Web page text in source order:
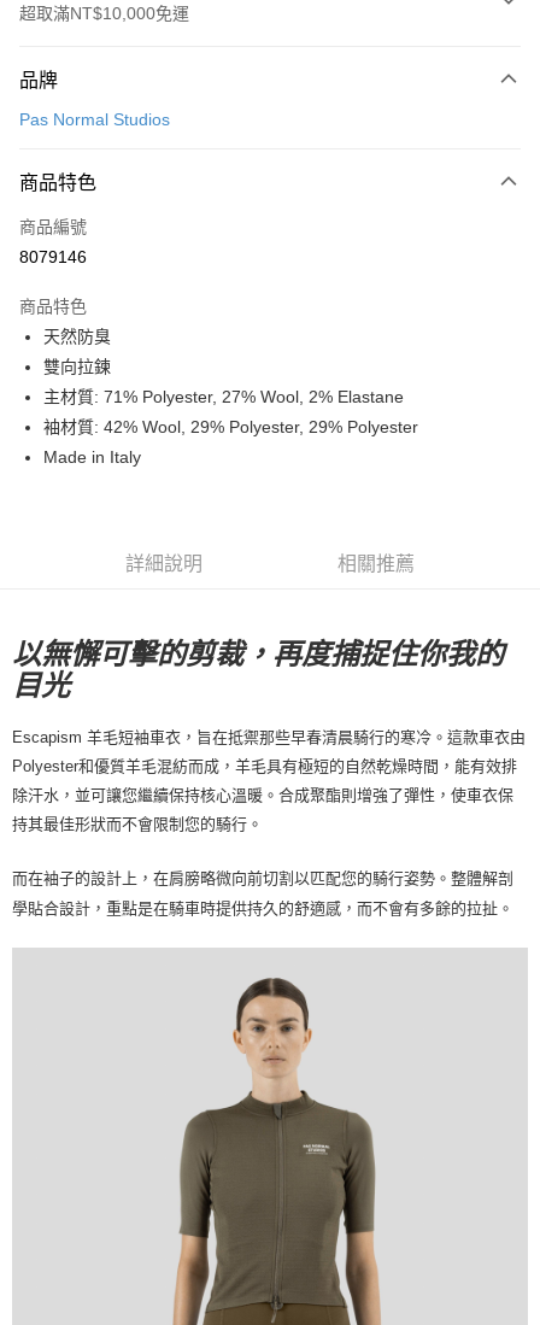
超取滿NT$10,000免運
信用卡一次付款
LINE Pay
Apple Pay
運送方式
全家店到店
每筆NT$80，滿NT$10,000(含以上)免運費
付款後全家取貨
每筆NT$80，滿NT$10,000(含以上)免運費
每筆NT$80，滿NT$10,000(含以上)免運費
宅配
品牌
Pas Normal Studios
商品特色
商品編號
8079146
商品特色
天然防臭
雙向拉鍊
主材質: 71% Polyester, 27% Wool, 2% Elastane
袖材質: 42% Wool, 29% Polyester, 29% Polyester
Made in Italy
詳細說明 相關推薦
以無懈可擊的剪裁，再度捕捉住你我的
目光
Escapism 羊毛短袖車衣，旨在抵禦那些早春清晨騎行的寒冷。這款車衣由
Polyester和優質羊毛混紡而成，羊毛具有極短的自然乾燥時間，能有效排
除汗水，並可讓您繼續保持核心溫暖。合成聚酯則增強了彈性，使車衣保
持其最佳形狀而不會限制您的騎行。
而在袖子的設計上，在肩膀略微向前切割以匹配您的騎行姿勢。整體解剖
學貼合設計，重點是在騎車時提供持久的舒適感，而不會有多餘的拉扯。